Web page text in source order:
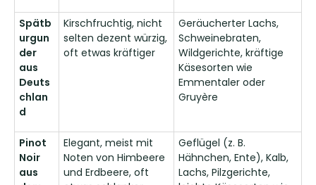
Spätb
urgun
der
aus
Deuts
chlan
d
Kirschfruchtig, nicht
selten dezent würzig,
oft etwas kräftiger
Geräucherter Lachs,
Schweinebraten,
Wildgerichte, kräftige
Käsesorten wie
Emmentaler oder
Gruyère
Pinot
Noir
aus
Elegant, meist mit
Noten von Himbeere
und Erdbeere, oft
Geflügel (z. B.
Hähnchen, Ente), Kalb,
Lachs, Pilzgerichte,